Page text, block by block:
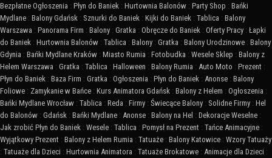
Bezpłatne Ogłoszenia : Płyn do Baniek : Hurtownia Balonów : Party Shop : Bańki
Mydlane : Balony Gdańsk : Sznurki do Baniek : Kijki do Baniek : Tablica : Balony
Warszawa : Panorama Firm : Balony : Gratka : Obręcze do Baniek : Oferty Pracy : Łapki
do Baniek : Hurtownia Balonów : Tablica : Balony : Gratka : Balony Urodzinowe : Balony
Gdynia : Bańki Mydlane Kraków : Miasto Rumia : Fotobudka : Wesele Sklep : Balony z
Helem Warszawa : Gratka : Tablica : Halloween : Balony Rumia : Auto Moto : Prezent :
Płyn do Baniek : Baza Firm : Gratka : Ogłoszenia : Płyn do Baniek : Anonse : Balony
Foliowe : Zamykanie w Bańce : Kurs Animatora Gdańsk : Balony z Helem : Ogłoszenia :
Bańki Mydlane Wrocław : Tablica : Reda : Firmy : Świecące Balony : Solidne Firmy : Hel
do Balonów : Gdańsk : Bańki Mydlane : Anonse : Balony na Hel : Dekoracje Weselne :
Jak zrobić Płyn do Baniek : Wesele : Tablica : Pomysł na Prezent : Tańce Animacyjne :
Wyjątkowy Prezent : Balony z Helem Rumia : Tatuaże : Balony Katowice : Wzory Tatuaży
: Tatuaże dla Dzieci : Hurtownia Animatora : Tatuaże Brokatowe : Animacje dla Dzieci :